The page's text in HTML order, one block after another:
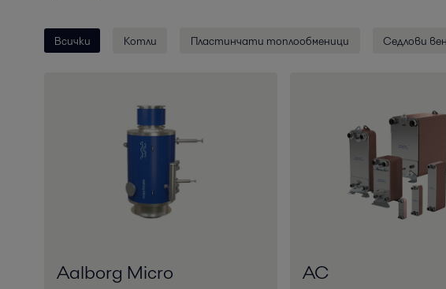
Всички Котли Пластинчати топлообменици Седлови
Aalborg Micro AC